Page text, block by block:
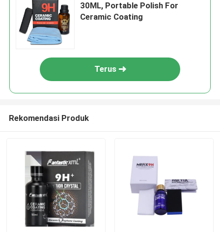
30ML, Portable Polish For
Ceramic Coating
Terus
Rekomendasi Produk